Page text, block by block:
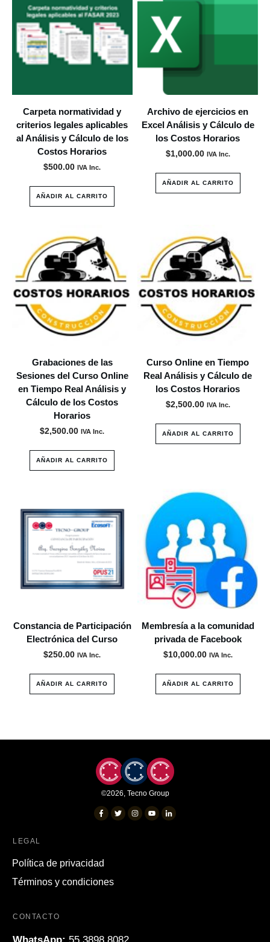
Carpeta normatividad y
criterios legales aplicables
al Análisis y Cálculo de los
Costos Horarios
$500.00 IVA Inc.
AÑADIR AL CARRITO
Archivo de ejercicios en
Excel Análisis y Cálculo de
los Costos Horarios
$1,000.00 IVA Inc.
AÑADIR AL CARRITO
Grabaciones de las
Sesiones del Curso Online
en Tiempo Real Análisis y
Cálculo de los Costos
Horarios
$2,500.00 IVA Inc.
AÑADIR AL CARRITO
Curso Online en Tiempo
Real Análisis y Cálculo de
los Costos Horarios
$2,500.00 IVA Inc.
AÑADIR AL CARRITO
Constancia de Participación
Electrónica del Curso
$250.00 IVA Inc.
AÑADIR AL CARRITO
Membresía a la comunidad
privada de Facebook
$10,000.00 IVA Inc.
AÑADIR AL CARRITO
©2026, Tecno Group
LEGAL
Política de privacidad
Términos y condiciones
CONTACTO